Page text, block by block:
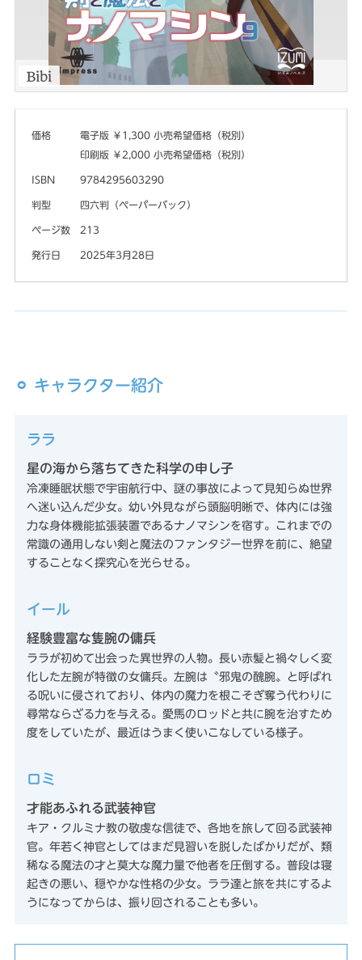
⚪︎ キャラクター紹介
ララ
星の海から落ちてきた科学の申し子
冷凍睡眠状態で宇宙航行中、謎の事故によって見知らぬ世界
へ迷い込んだ少女。幼い外見ながら頭脳明晰で、体内には強
力な身体機能拡張装置であるナノマシンを宿す。これまでの
常識の通用しない剣と魔法のファンタジー世界を前に、絶望
することなく探究心を光らせる。
イール
経験豊富な隻腕の傭兵
ララが初めて出会った異世界の人物。長い赤髪と禍々しく変
化した左腕が特徴の女傭兵。左腕は〝邪鬼の醜腕〟と呼ばれ
る呪いに侵されており、体内の魔力を根こそぎ奪う代わりに
尋常ならざる力を与える。愛馬のロッドと共に腕を治すため
度をしていたが、最近はうまく使いこなしている様子。
ロミ
才能あふれる武装神官
キア・クルミナ教の敬虔な信徒で、各地を旅して回る武装神
官。年若く神官としてはまだ見習いを脱したばかりだが、類
稀なる魔法の才と莫大な魔力量で他者を圧倒する。普段は寝
起きの悪い、穏やかな性格の少女。ララ達と旅を共にするよ
うになってからは、振り回されることも多い。
価格
電子版 ￥1,300 小売希望価格（税別）
印刷版 ￥2,000 小売希望価格（税別）
ISBN 9784295603290
判型 四六判（ペーパーバック）
ページ数 213
発行日 2025年3月28日